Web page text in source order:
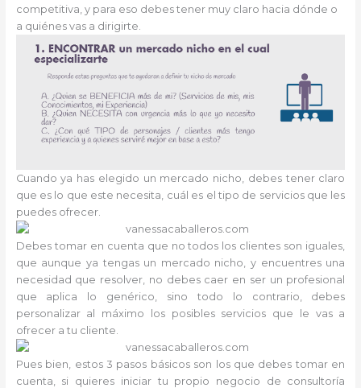
competitiva, y para eso debes tener muy claro hacia dónde o
a quiénes vas a dirigirte.
Cuando ya has elegido un mercado nicho, debes tener claro
que es lo que este necesita, cuál es el tipo de servicios que les
puedes ofrecer.
Debes tomar en cuenta que no todos los clientes son iguales,
que aunque ya tengas un mercado nicho, y encuentres una
necesidad que resolver, no debes caer en ser un profesional
que aplica lo genérico, sino todo lo contrario, debes
personalizar al máximo los posibles servicios que le vas a
ofrecer a tu cliente.
Pues bien, estos 3 pasos básicos son los que debes tomar en
cuenta, si quieres iniciar tu propio negocio de consultoría